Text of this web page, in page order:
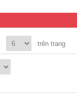
trên trang